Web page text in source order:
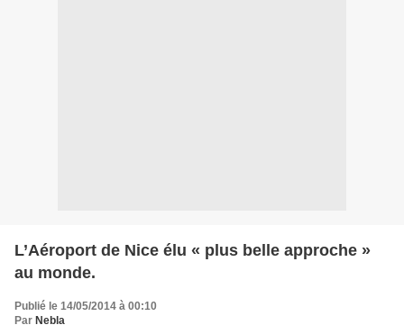
L’Aéroport de Nice élu « plus belle approche »
au monde.
Publié le 14/05/2014 à 00:10
Par Nebla